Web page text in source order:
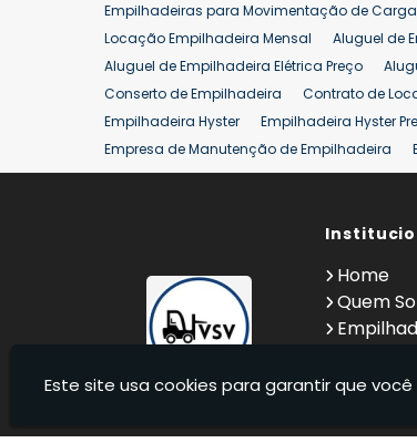
Empilhadeiras para Movimentação de
Locação Empilhadeira Mensal
Aluguel de
Aluguel de Empilhadeira Elétrica Preço
Conserto de Empilhadeira
Contrato de
Empilhadeira Hyster
Empilhadeira Hyster
Empresa de Manutenção de Empilhadeira
Locação Empilhadeira Hyster
Locação
Comprar
Locação de Empilhadeira 25 ton
Comprar
Home
Quem
Este site usa cookies para garantir que